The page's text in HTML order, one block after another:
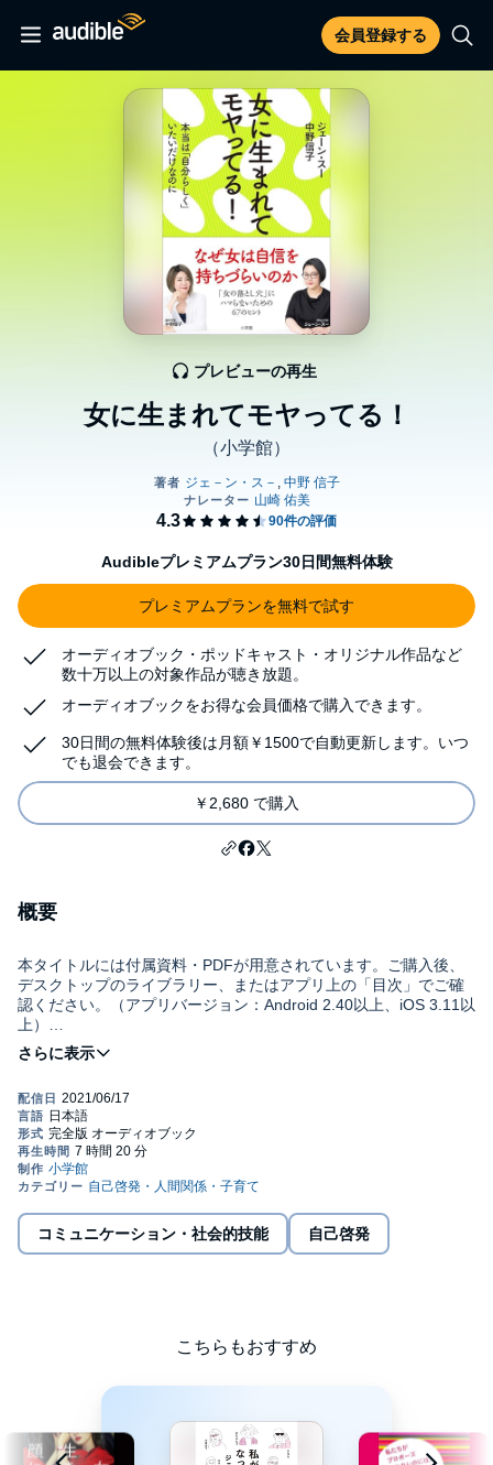
会員登録する
女に生まれてモヤってる！
（小学館）
プレビューの再生
Audibleプレミアムプラン30日間無料体験
プレミアムプランを無料で試す
オーディオブック・ポッドキャスト・オリジナル作品など
数十万以上の対象作品が聴き放題。
オーディオブックをお得な会員価格で購入できます。
30日間の無料体験後は月額￥1500で自動更新します。いつ
でも退会できます。
￥2,680 で購入
概要
本タイトルには付属資料・PDFが用意されています。ご購入後、
デスクトップのライブラリー、またはアプリ上の「目次」でご確
認ください。（アプリバージョン：Android 2.40以上、iOS 3.11以
上）
女の損は見えづらい
「ゴール」がない今、
私たちはどのような道を選択すれば、心地よく生きられるのか。
コラムニストのジェーン・スー氏と脳科学者の中野信子氏が、
【一章】「女らしさ」は誰のため -「女らしさ」とは自己決定権を
コミュニケーション・社会的技能 自己啓発
こちらもおすすめ